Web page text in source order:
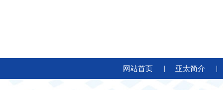
网站首页 亚太简介